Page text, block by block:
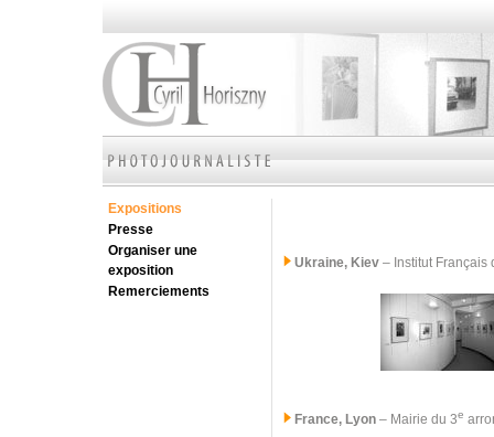
Expositions
Presse
Organiser une
exposition
Remerciements
Ukraine, Kiev – Institut Français
France, Lyon – Mairie du 3e